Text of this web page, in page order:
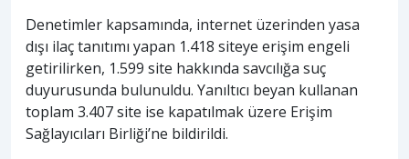
Denetimler kapsamında, internet üzerinden yasa
dışı ilaç tanıtımı yapan 1.418 siteye erişim engeli
getirilirken, 1.599 site hakkında savcılığa suç
duyurusunda bulunuldu. Yanıltıcı beyan kullanan
toplam 3.407 site ise kapatılmak üzere Erişim
Sağlayıcıları Birliği’ne bildirildi.